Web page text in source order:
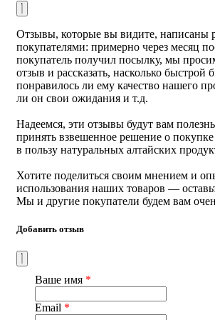
минут до еды, запивая водой. В остром
ускорения всасывания действующих
рекомендуется капсулы рассасывать во
Курс приема:40 дней — одна баночка
Периодичность применения:
повторять два раза в год
Противопоказания:индивидуальная
Срок годности:
Условия хранения:в защищенном от
при температуре от -25°С до +25°С.
Страна производства
Отзывы, которые вы видите, написаны
покупателями: примерно через месяц
покупатель получил посылку, мы
отзыв и рассказать, насколько быстрой
понравилось ли ему качество нашего
ли он свои ожидания и т.д.
Надеемся, эти отзывы будут вам
принять взвешенное решение о
в пользу натуральных алтайских
Хотите поделиться своим мнением и
использования наших товаров —
Мы и другие покупатели будем вам
Добавить отзыв
Ваше имя *
Email *